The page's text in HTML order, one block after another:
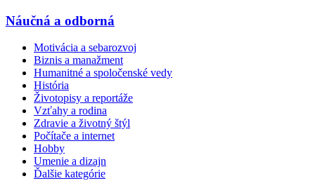
Náučná a odborná
Motivácia a sebarozvoj
Biznis a manažment
Humanitné a spoločenské vedy
História
Životopisy a reportáže
Vzťahy a rodina
Zdravie a životný štýl
Počítače a internet
Hobby
Umenie a dizajn
Ďalšie kategórie